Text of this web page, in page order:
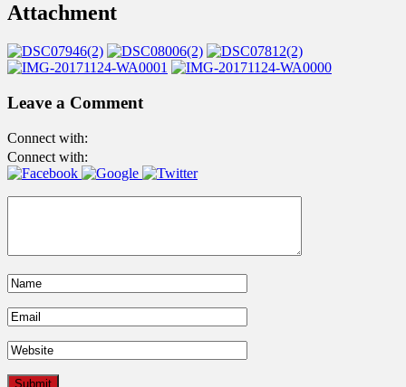
Attachment
Leave a Comment
Connect with:
Connect with: